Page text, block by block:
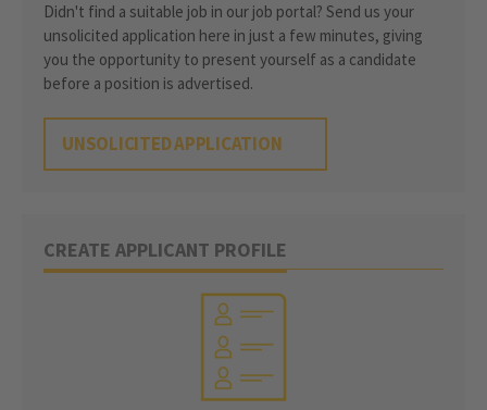
Didn't find a suitable job in our job portal? Send us your
unsolicited application here in just a few minutes, giving
you the opportunity to present yourself as a candidate
before a position is advertised.
UNSOLICITED APPLICATION
CREATE APPLICANT PROFILE